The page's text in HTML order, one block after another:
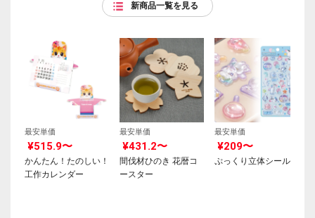
新商品一覧を見る
最安単価
¥515.9〜
かんたん！たのしい！
工作カレンダー
最安単価
¥431.2〜
間伐材ひのき 花暦コ
ースター
最安単価
¥209〜
ぷっくり立体シール